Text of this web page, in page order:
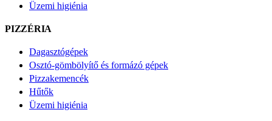
Üzemi higiénia
PIZZÉRIA
Dagasztógépek
Osztó-gömbölyítő és formázó gépek
Pizzakemencék
Hűtők
Üzemi higiénia